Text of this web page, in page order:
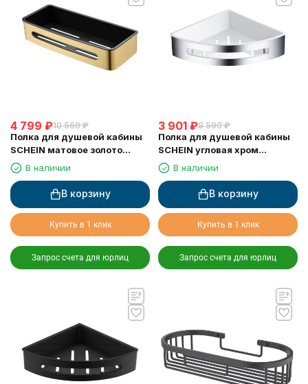
4 799 ₽10 560 ₽
Полка для душевой кабины
SCHEIN матовое золото
(9327BG)
В наличии
В корзину
Купить в 1 клик
Запрос счета для юрлиц
3 901 ₽8 590 ₽
Полка для душевой кабины
SCHEIN угловая хром
(9326CH)
В наличии
В корзину
Купить в 1 клик
Запрос счета для юрлиц